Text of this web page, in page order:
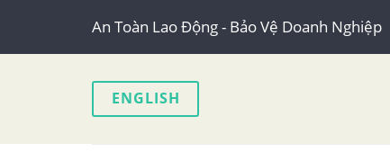
content
An Toàn Lao Động - Bảo Vệ Doanh Nghiệp
ENGLISH